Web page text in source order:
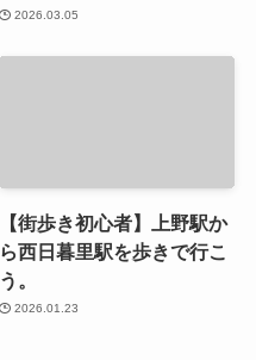
2026.03.05
【街歩き初心者】上野駅か
ら西日暮里駅を歩きで行こ
う。
2026.01.23